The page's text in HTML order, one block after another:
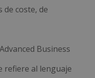
coste, de
Business
refiere al lenguaje